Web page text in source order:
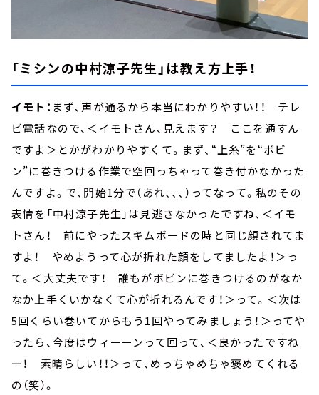
「ミシンの中村涼子先生」は教え方上手！
イモト： まず、声が通るから本当にわかりやすい！！ テレ
ビ電話なので、＜イモトさん、見えます？ ここを通すん
ですよ＞とかがわかりやすくて。まず、“上糸”を“ボビ
ン”に巻きつける作業で空回っちゃって巻き付かなかった
んですよ。で、開始1分で（あれ、、、）ってなって。私のその
表情を「中村涼子先生」は見逃さなかったですね、＜イモ
トさん！ 前にやったスキムボードの時と同じ顔されてま
すよ！ やめようって心が折れた顔をしてましたよ！＞っ
て。＜大丈夫です！ 誰もがボビンに巻きつけるのがなか
なか上手くいかなくて心が折れるんです！＞って。＜次は
5回くらい巻いてからもう1回やってみましょう！＞ってや
ったら、今度はウィーーンって回って、＜良かったですね
ー！ 素晴らしい！！＞って、めっちゃめちゃ褒めてくれる
の（笑）。